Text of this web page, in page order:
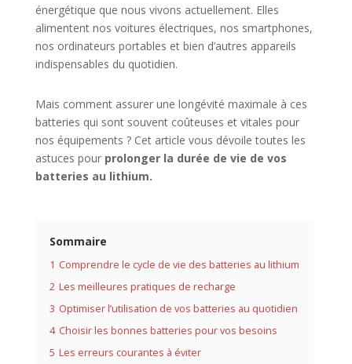
énergétique que nous vivons actuellement. Elles
alimentent nos voitures électriques, nos smartphones,
nos ordinateurs portables et bien d’autres appareils
indispensables du quotidien.
Mais comment assurer une longévité maximale à ces
batteries qui sont souvent coûteuses et vitales pour
nos équipements ? Cet article vous dévoile toutes les
astuces pour prolonger la durée de vie de vos
batteries au lithium.
Sommaire
1 Comprendre le cycle de vie des batteries au lithium
2 Les meilleures pratiques de recharge
3 Optimiser l’utilisation de vos batteries au quotidien
4 Choisir les bonnes batteries pour vos besoins
5 Les erreurs courantes à éviter